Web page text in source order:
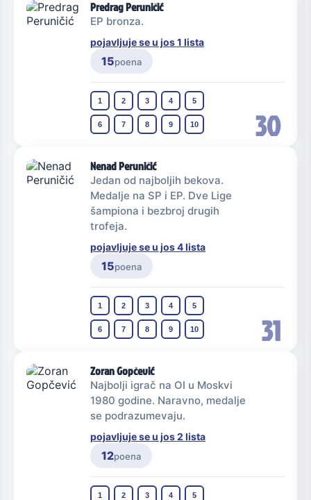
30
Predrag Peruničić
EP bronza.
pojavljuje se u jos 1 lista
15poena
1 2 3 4 5
6 7 8 9 10
31
Nenad Peruničić
Jedan od najboljih bekova.
Medalje na SP i EP. Dve Lige
šampiona i bezbroj drugih
trofeja.
pojavljuje se u jos 4 lista
15poena
1 2 3 4 5
6 7 8 9 10
Zoran Gopčević
Najbolji igrač na OI u Moskvi
1980 godine. Naravno, medalje
se podrazumevaju.
pojavljuje se u jos 2 lista
12poena
1 2 3 4 5